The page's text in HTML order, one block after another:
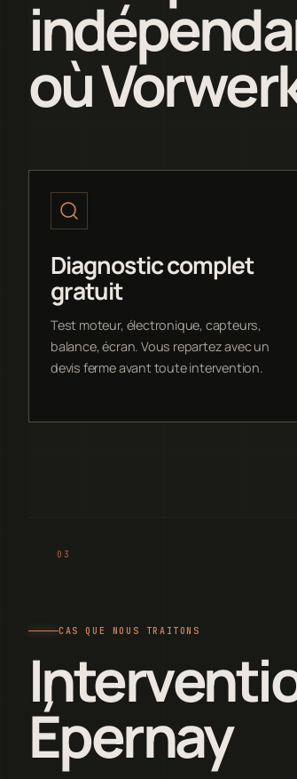
où
Diagnostic complet
gratuit
Test moteur, électronique, capteurs,
balance, écran. Vous repartez avec un
devis ferme avant toute intervention.
CAS QUE NOUS TRAITONS
Épernay